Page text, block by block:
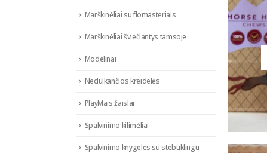
Marškinėliai su flomasteriais
Marškinėliai šviečiantys tamsoje
Modelinai
Nedulkančios kreidelės
PlayMais žaislai
Spalvinimo kilimėliai
Spalvinimo knygelės su stebuklingu